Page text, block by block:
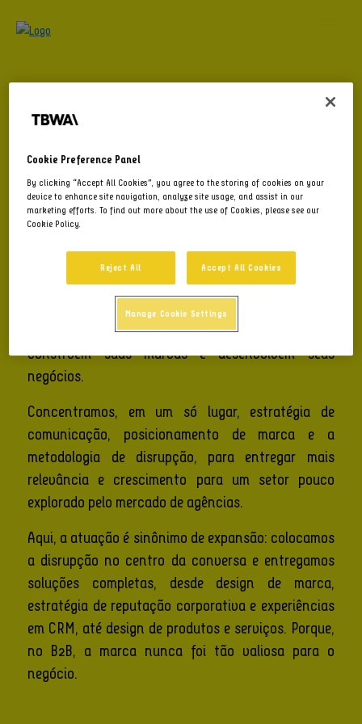
A PLEX, unidade de negócio com foco em B2B
consagrada globalmente na rede TBWA, chega ao
Brasil em Agosto de 2025 pela Lew’Lara\TBWA para
transformar a forma como empresas do setor B2B
constroem suas marcas e desenvolvem seus
negócios.
Concentramos, em um só lugar, estratégia de
comunicação, posicionamento de marca e a
metodologia de disrupção, para entregar mais
relevância e crescimento para um setor pouco
explorado pelo mercado de agências.
Aqui, a atuação é sinônimo de expansão: colocamos
a disrupção no centro da conversa e entregamos
soluções completas, desde design de marca,
estratégia de reputação corporativa e experiências
em CRM, até design de produtos e serviços. Porque,
no B2B, a marca nunca foi tão valiosa para o
negócio.
Cookie Preference Panel
By clicking “Accept All Cookies”, you agree to the storing of cookies on your
device to enhance site navigation, analyze site usage, and assist in our
marketing efforts. To find out more about the use of Cookies, please see our
Cookie Policy.
Reject All Accept All Cookies
Manage Cookie Settings